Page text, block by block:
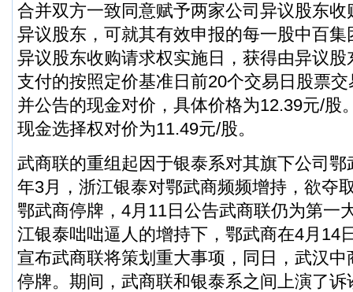
合并双方一致同意赋予两家公司异议股东
异议股东，可就其有效申报的每一股中百
异议股东收购请求权实施日，获得由异议
支付的按照定价基准日前20个交易日股票
并公告的现金对价，具体价格为12.39元/股
现金选择权对价为11.49元/股。
武商联的重组起因于银泰系对其旗下公司
年3月，浙江银泰对鄂武商频频增持，欲夺
鄂武商停牌，4月11日公告武商联仍为第一
江银泰咄咄逼人的增持下，鄂武商在4月14
宣布武商联将策划重大事项，同日，武汉
停牌。期间，武商联和银泰系之间上演了